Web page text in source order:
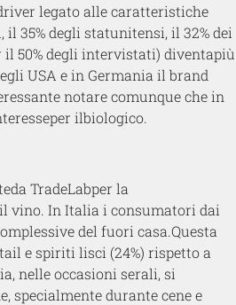
legato alle caratteristiche
35% degli statunitensi, il 32% dei
il 50%degli intervistati) diventapiù
USA e in Germania il brand
notare comunque chein
per ilbiologico.
da TradeLabper la
vino. In Italia i consumatori dai
del fuori casa.Questa
e spiriti lisci (24%) rispetto a
nelle occasioni serali, si
specialmente durante cene e